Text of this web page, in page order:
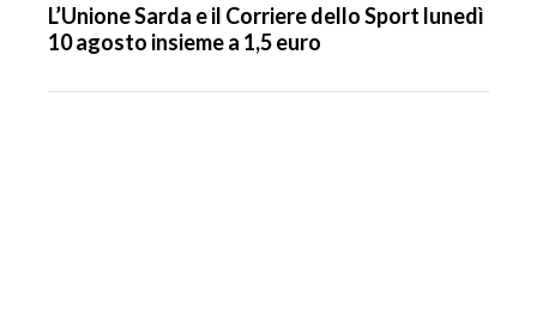
L’Unione Sarda e il Corriere dello Sport lunedì
10 agosto insieme a 1,5 euro